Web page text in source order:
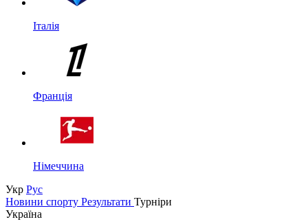
Італія
Франція
Німеччина
Укр Рус
Новини спорту Результати Турніри
Україна